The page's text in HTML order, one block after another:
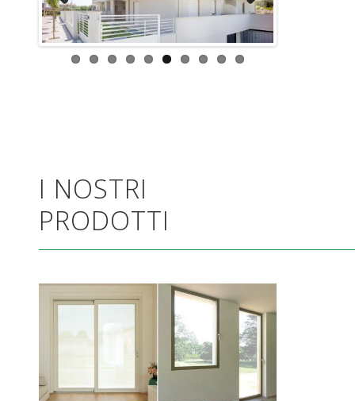
Previous Next
I NOSTRI
PRODOTTI